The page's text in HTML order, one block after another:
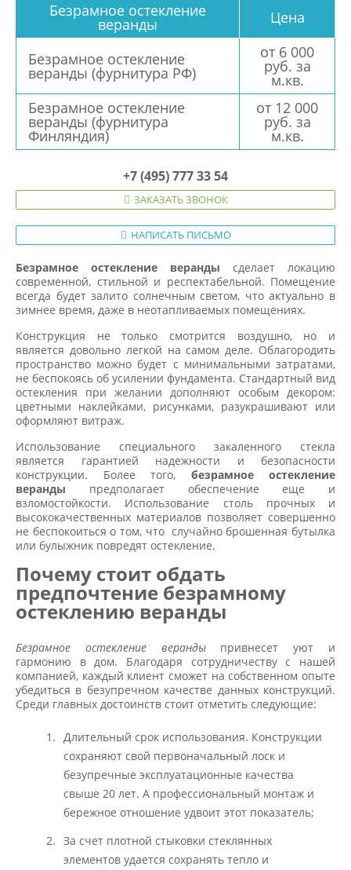
Безрамное остекление
веранды Цена
Безрамное остекление
веранды (фурнитура РФ)
от 6 000
руб. за
м.кв.
Безрамное остекление
веранды (фурнитура
Финляндия)
от 12 000
руб. за
м.кв.
+7 (495) 777 33 54
ЗАКАЗАТЬ ЗВОНОК
НАПИСАТЬ ПИСЬМО
Безрамное остекление веранды сделает локацию
современной, стильной и респектабельной. Помещение
всегда будет залито солнечным светом, что актуально в
зимнее время, даже в неотапливаемых помещениях.
Конструкция не только смотрится воздушно, но и
является довольно легкой на самом деле. Облагородить
пространство можно будет с минимальными затратами,
не беспокоясь об усилении фундамента. Стандартный вид
остекления при желании дополняют особым декором:
цветными наклейками, рисунками, разукрашивают или
оформляют витраж.
Использование специального закаленного стекла
является гарантией надежности и безопасности
конструкции. Более того, безрамное остекление
веранды предполагает обеспечение еще и
взломостойкости. Использование столь прочных и
высококачественных материалов позволяет совершенно
не беспокоиться о том, что случайно брошенная бутылка
или булыжник повредят остекление.
Почему стоит обдать
предпочтение безрамному
остеклению веранды
Безрамное остекление верандыпривнесет уют и
гармонию в дом. Благодаря сотрудничеству с нашей
компанией, каждый клиент сможет на собственном опыте
убедиться в безупречном качестве данных конструкций.
Среди главных достоинств стоит отметить следующие:
Длительный срок использования. Конструкции
сохраняют свой первоначальный лоск и
безупречные эксплуатационные качества
свыше 20 лет. А профессиональный монтаж и
бережное отношение удвоит этот показатель;
За счет плотной стыковки стеклянных
элементов удается сохранять тепло и